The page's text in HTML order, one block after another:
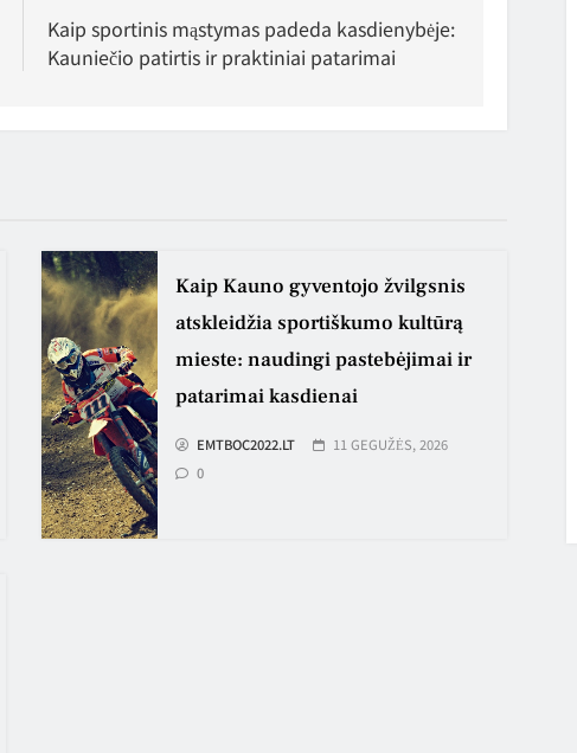
Kaip sportinis mąstymas padeda kasdienybėje:
Kauniečio patirtis ir praktiniai patarimai
Kaip Kauno gyventojo žvilgsnis
atskleidžia sportiškumo kultūrą
mieste: naudingi pastebėjimai ir
patarimai kasdienai
EMTBOC2022.LT
11 GEGUŽĖS, 2026
0